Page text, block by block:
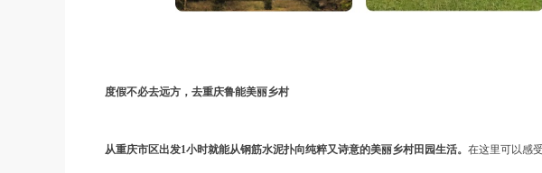
度假不必去远方，去重庆鲁能美丽乡村
从重庆市区出发1小时就能从钢筋水泥扑向纯粹又诗意的美丽乡村田园生活。 在这里可以感